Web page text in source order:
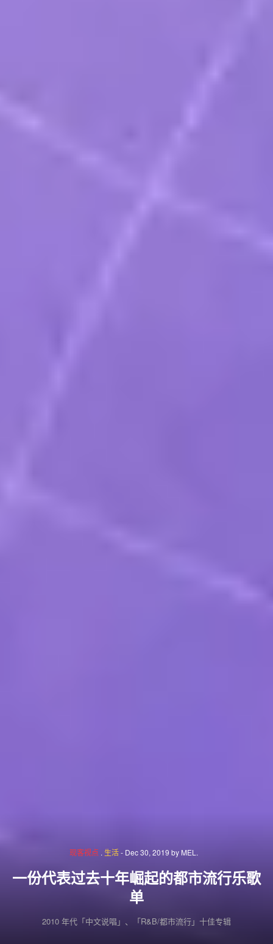
现客视点 . 生活- Dec 30, 2019 by MEL.
一份代表过去十年崛起的都市流行乐歌
单
2010 年代「中文说唱」、「R&B/都市流行」十佳专辑